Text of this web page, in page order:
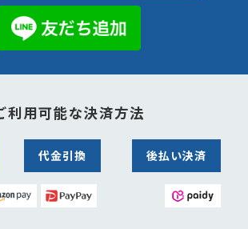
利用可能な決済方法
代金引換 後払い決済